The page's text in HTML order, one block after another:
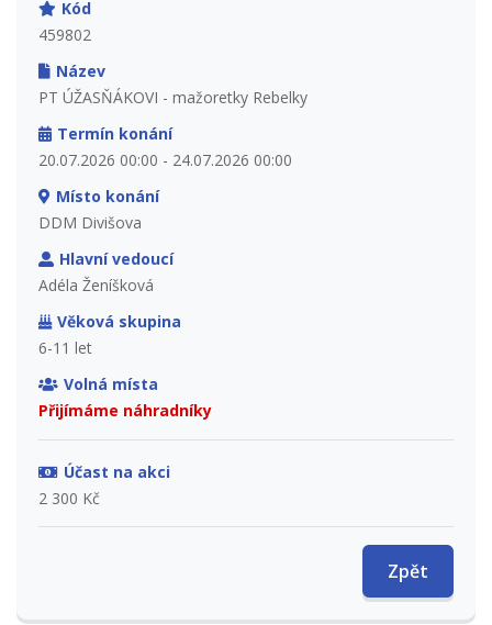
Kód
459802
Název
PT ÚŽASŇÁKOVI - mažoretky Rebelky
Termín konání
20.07.2026 00:00 - 24.07.2026 00:00
Místo konání
DDM Divišova
Hlavní vedoucí
Adéla Ženíšková
Věková skupina
6-11 let
Volná místa
Přijímáme náhradníky
Účast na akci
2 300 Kč
Zpět